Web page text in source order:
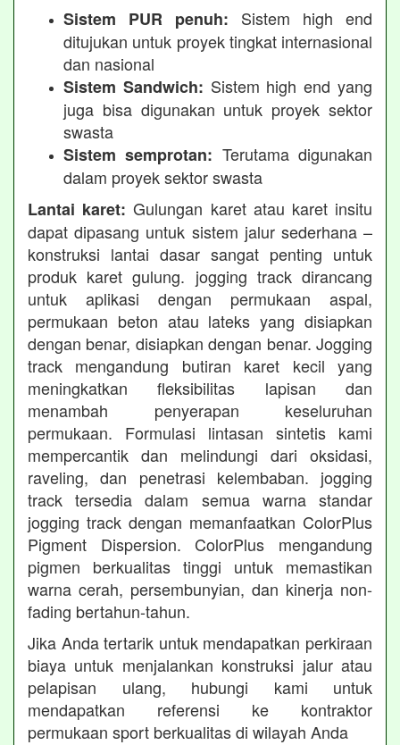
Sistem PUR penuh: Sistem high end
ditujukan untuk proyek tingkat internasional
dan nasional
Sistem Sandwich: Sistem high end yang
juga bisa digunakan untuk proyek sektor
swasta
Sistem semprotan: Terutama digunakan
dalam proyek sektor swasta
Lantai karet: Gulungan karet atau karet insitu
dapat dipasang untuk sistem jalur sederhana –
konstruksi lantai dasar sangat penting untuk
produk karet gulung. jogging track dirancang
untuk aplikasi dengan permukaan aspal,
permukaan beton atau lateks yang disiapkan
dengan benar, disiapkan dengan benar. Jogging
track mengandung butiran karet kecil yang
meningkatkan fleksibilitas lapisan dan
menambah penyerapan keseluruhan
permukaan. Formulasi lintasan sintetis kami
mempercantik dan melindungi dari oksidasi,
raveling, dan penetrasi kelembaban. jogging
track tersedia dalam semua warna standar
jogging track dengan memanfaatkan ColorPlus
Pigment Dispersion. ColorPlus mengandung
pigmen berkualitas tinggi untuk memastikan
warna cerah, persembunyian, dan kinerja non-
fading bertahun-tahun.
Jika Anda tertarik untuk mendapatkan perkiraan
biaya untuk menjalankan konstruksi jalur atau
pelapisan ulang, hubungi kami untuk
mendapatkan referensi ke kontraktor
permukaan sport berkualitas di wilayah Anda